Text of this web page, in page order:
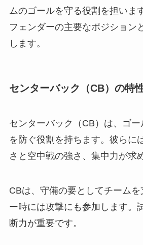
ムのゴールを守る役割を担いま
フェンダーの主要なポジション
します。
センターバック（CB）の特
センターバック（CB）は、ゴ
を防ぐ役割を持ちます。彼らに
さと空中戦の強さ、集中力が求
CBは、守備の要としてチーム
ー時には攻撃にも参加します。
断力が重要です。